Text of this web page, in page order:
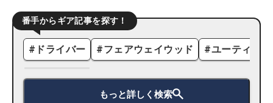
番手からギア記事を探す！
# ドライバー #フェアウェイウッド #ユーティリ
もっと詳しく検索